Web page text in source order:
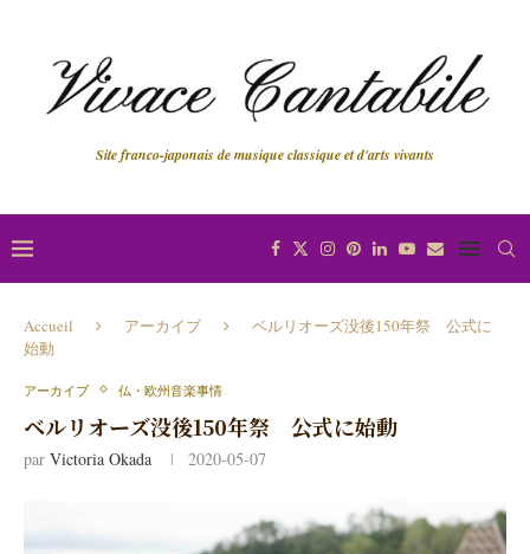
Site franco-japonais de musique classique et d'arts vivants
Accueil アーカイブ
ベルリオーズ没後150年祭 公式に
始動
アーカイブ 仏・欧州音楽事情
ベルリオーズ没後150年祭 公式に始動
par Victoria Okada 2020-05-07